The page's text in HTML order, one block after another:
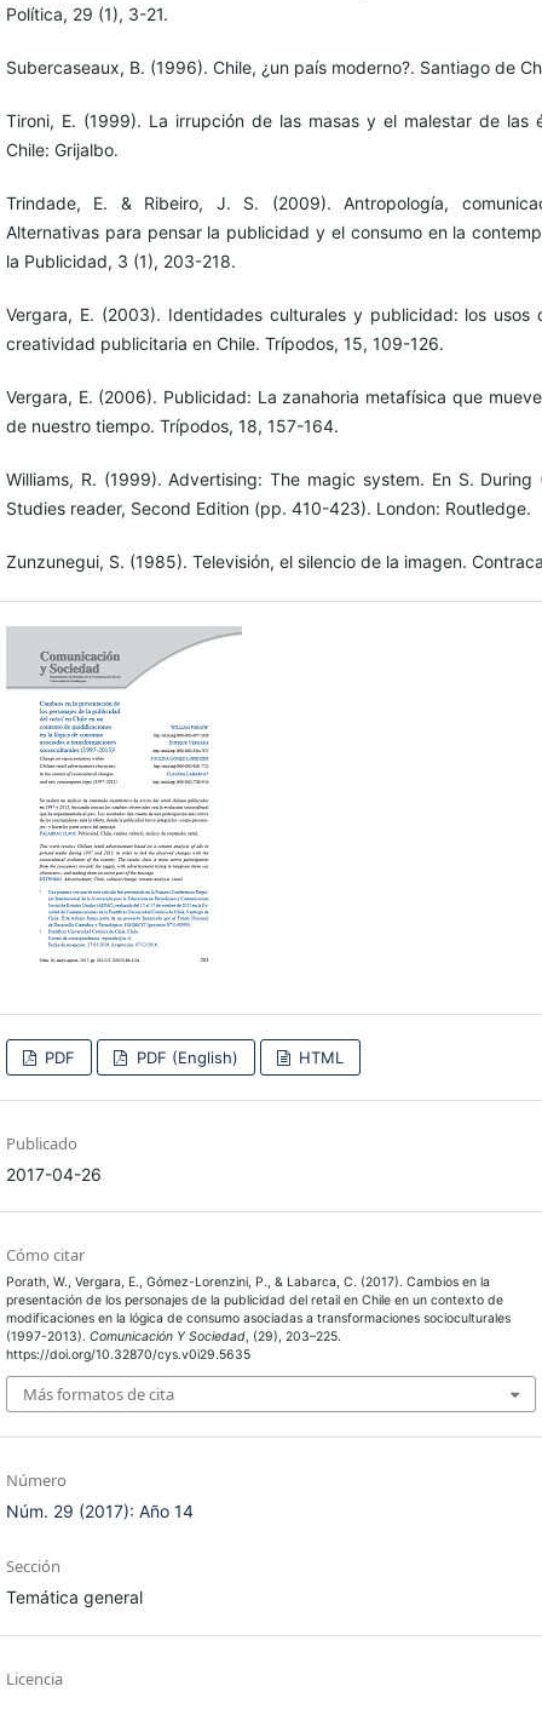
Política, 29 (1), 3-21.
Subercaseaux, B. (1996). Chile, ¿un país moderno?. Santiago de
Tironi, E. (1999). La irrupción de las masas y el malestar de las
Chile: Grijalbo.
Trindade, E. & Ribeiro, J. S. (2009). Antropología,
Alternativas para pensar la publicidad y el consumo en la
la Publicidad, 3 (1), 203-218.
Vergara, E. (2003). Identidades culturales y publicidad: los usos
creatividad publicitaria en Chile. Trípodos, 15, 109-126.
Vergara, E. (2006). Publicidad: La zanahoria metafísica que
de nuestro tiempo. Trípodos, 18, 157-164.
Williams, R. (1999). Advertising: The magic system. En S. During
Studies reader, Second Edition (pp. 410-423). London: Routledge.
Zunzunegui, S. (1985). Televisión, el silencio de la imagen.
PDF PDF (English) HTML
Publicado
2017-04-26
Cómo citar
Porath, W., Vergara, E., Gómez-Lorenzini, P., & Labarca, C. (2017). Cambios en la
presentación de los personajes de la publicidad del retail en Chile en un contexto de
modificaciones en la lógica de consumo asociadas a transformaciones socioculturales
(1997-2013). Comunicación Y Sociedad, (29), 203–225.
https://doi.org/10.32870/cys.v0i29.5635
Más formatos de cita
Número
Núm. 29 (2017): Año 14
Sección
Temática general
Licencia